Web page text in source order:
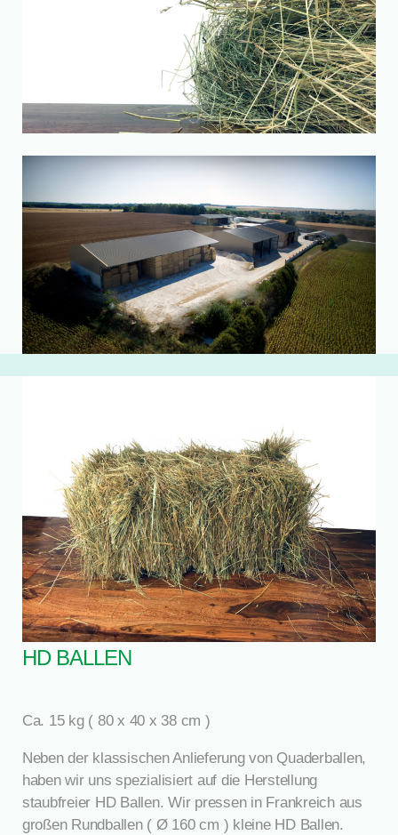
HD BALLEN
Ca. 15 kg ( 80 x 40 x 38 cm )
Neben der klassischen Anlieferung von Quaderballen,
haben wir uns spezialisiert auf die Herstellung
staubfreier HD Ballen. Wir pressen in Frankreich aus
großen Rundballen ( Ø 160 cm ) kleine HD Ballen.